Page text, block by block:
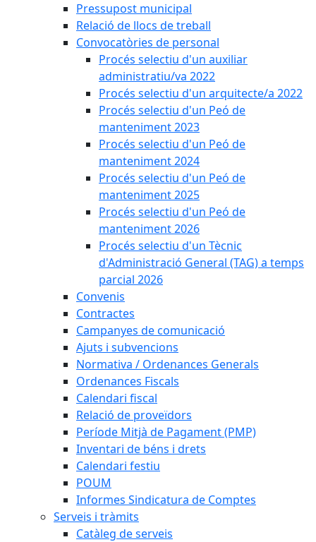
Pressupost municipal
Relació de llocs de treball
Convocatòries de personal
Procés selectiu d'un auxiliar
administratiu/va 2022
Procés selectiu d'un arquitecte/a 2022
Procés selectiu d'un Peó de
manteniment 2023
Procés selectiu d'un Peó de
manteniment 2024
Procés selectiu d'un Peó de
manteniment 2025
Procés selectiu d'un Peó de
manteniment 2026
Procés selectiu d'un Tècnic
d'Administració General (TAG) a temps
parcial 2026
Convenis
Contractes
Campanyes de comunicació
Ajuts i subvencions
Normativa / Ordenances Generals
Ordenances Fiscals
Calendari fiscal
Relació de proveïdors
Període Mitjà de Pagament (PMP)
Inventari de béns i drets
Calendari festiu
POUM
Informes Sindicatura de Comptes
Serveis i tràmits
Catàleg de serveis